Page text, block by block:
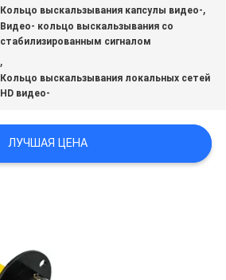
Кольцо выскальзывания капсулы видео-,
Видео- кольцо выскальзывания со
стабилизированным сигналом
,
Кольцо выскальзывания локальных сетей
HD видео-
ЛУЧШАЯ ЦЕНА